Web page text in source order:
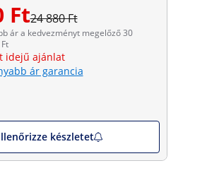
Ft24 880 Ft
ár a kedvezményt megelőző 30
idejű ajánlat
ár garancia
készletet